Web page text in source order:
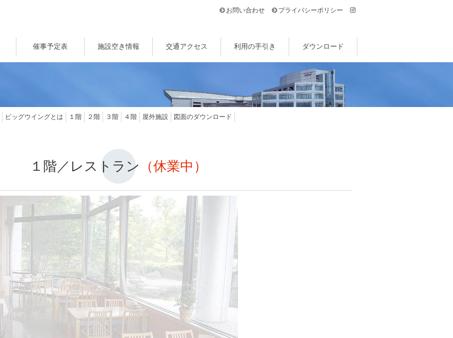
催事予定表 施設空き情報 交通アクセス 利用の手引き ダウンロード
お問い合わせ プライバシーポリシー
ビッグウイングとは １階 ２階 ３階 ４階 屋外施設 図面のダウンロード
１階／レストラン （休業中）